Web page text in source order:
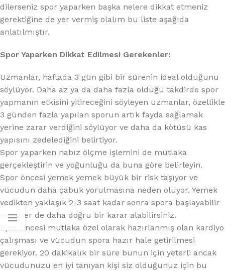
dilerseniz spor yaparken başka nelere dikkat etmeniz
gerektiğine de yer vermiş olalım bu liste aşağıda
anlatılmıştır.
Spor Yaparken Dikkat Edilmesi Gerekenler:
Uzmanlar, haftada 3 gün gibi bir sürenin ideal olduğunu
söylüyor. Daha az ya da daha fazla olduğu takdirde spor
yapmanın etkisini yitireceğini söyleyen uzmanlar, özellikle
3 günden fazla yapılan sporun artık fayda sağlamak
yerine zarar verdiğini söylüyor ve daha da kötüsü kas
yapısını zedelediğini belirtiyor.
Spor yaparken nabız ölçme işlemini de mutlaka
gerçekleştirin ve yoğunluğu da buna göre belirleyin.
Spor öncesi yemek yemek büyük bir risk taşıyor ve
vücudun daha çabuk yorulmasına neden oluyor. Yemek
yedikten yaklaşık 2-3 saat kadar sonra spora başlayabilir
ve sizler de daha doğru bir karar alabilirsiniz.
Spor öncesi mutlaka özel olarak hazırlanmış olan kardiyo
çalışması ve vücudun spora hazır hale getirilmesi
gerekiyor. 20 dakikalık bir süre bunun için yeterli ancak
vücudunuzu en iyi tanıyan kişi siz olduğunuz için bu